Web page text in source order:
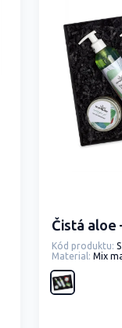
Čistá aloe
Kód produktu:
Material: Mix